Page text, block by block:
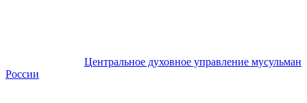
Центральное духовное управление мусульман
России